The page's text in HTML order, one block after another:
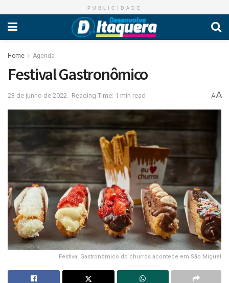
PUBLICIDADE
Home Agenda
Festival Gastronômico
23 de junho de 2022 Reading Time: 1 min read AA
Festival Gastronômico do churros acontece em São Miguel